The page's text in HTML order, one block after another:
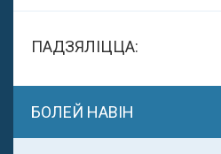
ПАДЗЯЛІЦЦА:
БОЛЕЙ НАВІН